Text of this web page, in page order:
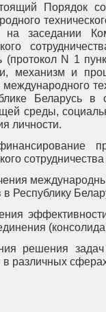
Порядок
на заседании
(протокол N 1
механизм и
международного
Беларусь в
среды,
личности.
в Республику
решения задач
в различных